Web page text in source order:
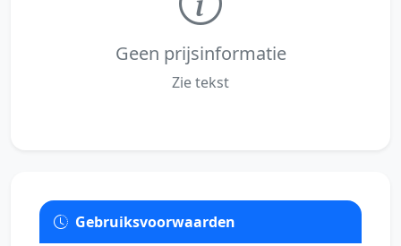
Geen prijsinformatie
Zie tekst
Gebruiksvoorwaarden